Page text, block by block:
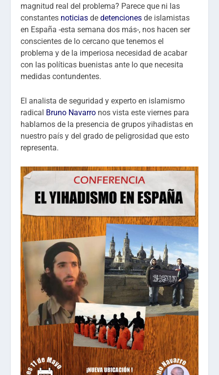
magnitud real del problema? Parece que ni las
constantes noticias dedetenciones de islamistas
en España -esta semana dos más-, nos hacen ser
conscientes de lo cercano que tenemos el
problema y de la imperiosa necesidad de acabar
con las políticas buenistas ante lo que necesita
medidas contundentes.
El analista de seguridad y experto en islamismo
radical Bruno Navarro nos vista este viernes para
hablarnos de la presencia de grupos yihadistas en
nuestro país y del grado de peligrosidad que esto
representa.